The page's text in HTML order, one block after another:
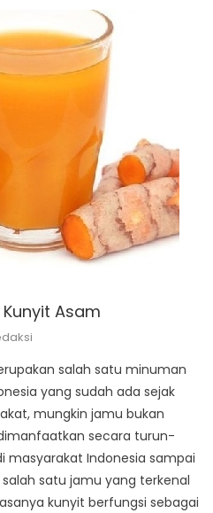
Asam
salah satu minuman
yang sudah ada sejak
mungkin jamu bukan
secara turun-
Indonesia sampai
satu jamu yang terkenal
kunyit berfungsi sebagai